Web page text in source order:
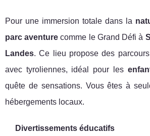
Pour une immersion totale dans la
parc aventure comme le Grand Défi à
Landes. Ce lieu propose des
avec tyroliennes, idéal pour les
quête de sensations. Vous êtes à
hébergements locaux.
Divertissements éducatifs